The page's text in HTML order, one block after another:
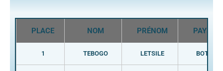
PLACE NOM PRÉNOM PAYS
1 TEBOGO LETSILE BOT